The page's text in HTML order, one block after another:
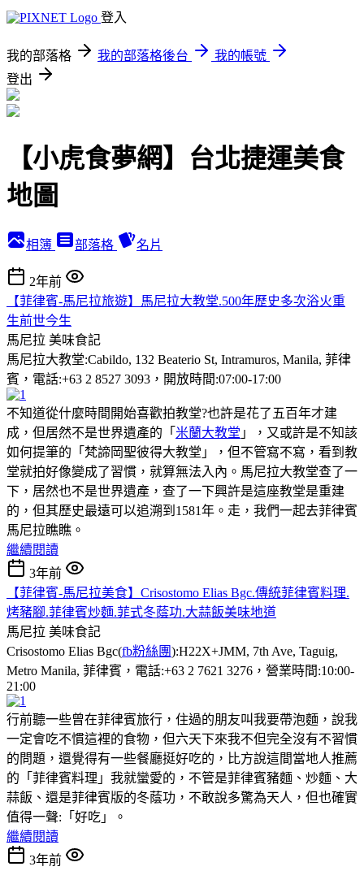
登入
我的部落格 我的部落格後台
我的帳號
登出
【小虎食夢網】台北捷運美食
地圖
相簿 部落格 名片
2年前
【菲律賓-馬尼拉旅遊】馬尼拉大教堂.500年歷史多次浴火重
生前世今生
馬尼拉 美味食記
馬尼拉大教堂:Cabildo, 132 Beaterio St, Intramuros, Manila, 菲律
賓，電話:+63 2 8527 3093，開放時間:07:00-17:00
不知道從什麼時間開始喜歡拍教堂?也許是花了五百年才建
成，但居然不是世界遺產的「 米蘭大教堂 」，又或許是不知該
如何提筆的「梵諦岡聖彼得大教堂」，但不管寫不寫，看到教
堂就拍好像變成了習慣，就算無法入內。馬尼拉大教堂查了一
下，居然也不是世界遺產，查了一下興許是這座教堂是重建
的，但其歷史最遠可以追溯到1581年。走，我們一起去菲律賓
馬尼拉瞧瞧。
繼續閱讀
3年前
【菲律賓-馬尼拉美食】Crisostomo Elias Bgc.傳統菲律賓料理.
烤豬腳.菲律賓炒麵.菲式冬蔭功.大蒜飯美味地道
馬尼拉 美味食記
Crisostomo Elias Bgc(fb粉絲團):H22X+JMM, 7th Ave, Taguig,
Metro Manila, 菲律賓，電話:+63 2 7621 3276，營業時間:10:00-
21:00
行前聽一些曾在菲律賓旅行，住過的朋友叫我要帶泡麵，說我
一定會吃不慣這裡的食物，但六天下來我不但完全沒有不習慣
的問題，還覺得有一些餐廳挺好吃的，比方說這間當地人推薦
的「菲律賓料理」我就蠻愛的，不管是菲律賓豬麵、炒麵、大
蒜飯、還是菲律賓版的冬蔭功，不敢說多驚為天人，但也確實
值得一聲:「好吃」。
繼續閱讀
3年前